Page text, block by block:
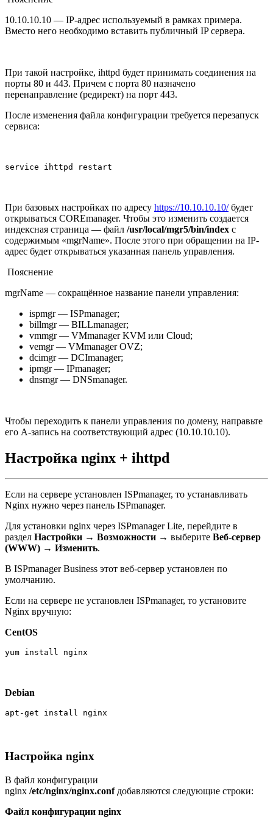
10.10.10.10 — IP-адрес используемый в рамках примера.
Вместо него необходимо вставить публичный IP сервера.
При такой настройке, ihttpd будет принимать соединения на
порты 80 и 443. Причем с порта 80 назначено
перенаправление (редирект) на порт 443.
После изменения файла конфигурации требуется перезапуск
сервиса:
service ihttpd restart
При базовых настройках по адресу https://10.10.10.10/будет
открываться COREmanager. Чтобы это изменить создается
индексная страница — файл /usr/local/mgr5/bin/index с
содержимым «mgrName». После этого при обращении на IP-
адрес будет открываться указанная панель управления.
Пояснение
mgrName — сокращённое название панели управления:
ispmgr — ISPmanager;
billmgr — BILLmanager;
vmmgr — VMmanager KVM или Cloud;
vemgr — VMmanager OVZ;
dcimgr — DCImanager;
ipmgr — IPmanager;
dnsmgr — DNSmanager.
Чтобы переходить к панели управления по домену, направьте
его А-запись на соответствующий адрес (10.10.10.10).
Настройка nginx + ihttpd
Если на сервере установлен ISPmanager, то устанавливать
Nginx нужно через панель ISPmanager.
Для установки nginx через ISPmanager Lite, перейдите в
раздел Настройки → Возможности → выберите Веб-сервер
(WWW) → Изменить.
В ISPmanager Business этот веб-сервер установлен по
умолчанию.
Если на сервере не установлен ISPmanager, то установите
Nginx вручную:
CentOS
yum install nginx
Debian
apt-get install nginx
Настройка nginx
В файл конфигурации
nginx /etc/nginx/nginx.confдобавляются следующие строки:
Файл конфигурации nginx